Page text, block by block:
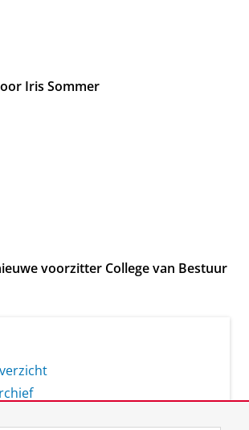
Iris Sommer
voorzitter College van Bestuur